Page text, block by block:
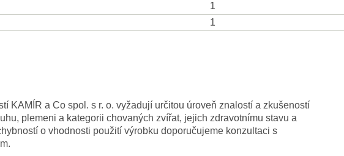
1
1
KAMÍR a Co spol. s r. o. vyžadují určitou úroveň znalostí a zkušeností
plemeni a kategorii chovaných zvířat, jejich zdravotnímu stavu a
o vhodnosti použití výrobku doporučujeme konzultaci s